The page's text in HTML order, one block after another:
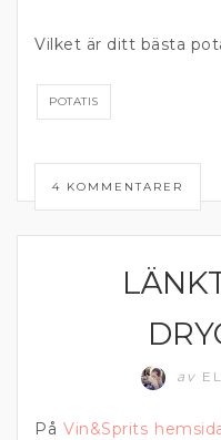
Vilket är ditt bästa
POTATIS
4 KOMMENTARER
av
På Vin&Sprits